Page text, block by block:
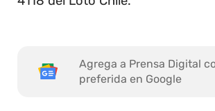
Agrega a Prensa Digital
preferida en Google